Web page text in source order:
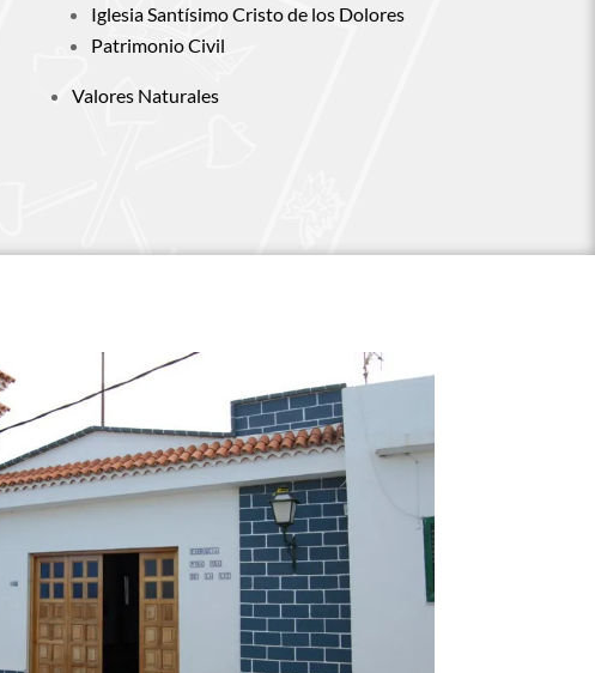
Iglesia Santísimo Cristo de los Dolores
Patrimonio Civil
Valores Naturales